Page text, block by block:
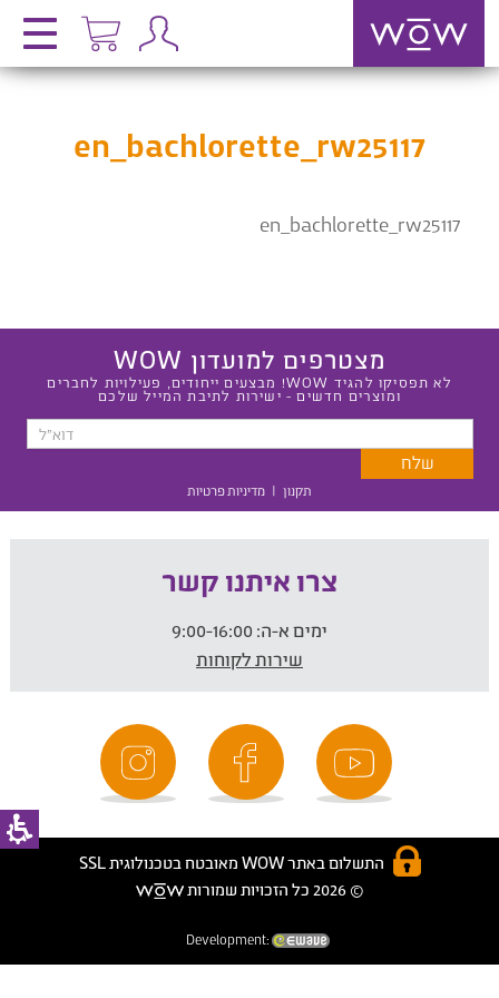
en_bachlorette_rw25117
en_bachlorette_rw25117
מצטרפים למועדון WOW
לא תפסיקו להגיד WOW! מבצעים ייחודים, פעילויות לחברים
ומוצרים חדשים - ישירות לתיבת המייל שלכם
תקנון | מדיניות פרטיות
צרו איתנו קשר
ימים א-ה:
שירות לקוחות
התשלום באתר WOW מאובטח בטכנולוגית SSL
© 2026 כל הזכויות שמורות
Development: